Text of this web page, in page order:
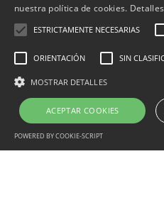
de referència de
Per Tàrrega Televisió
nuestra política de cookies. Detalles
ESTRICTAMENTE NECESARIAS
ORIENTACIÓN SIN
MOSTRAR DETALLES
ACEPTAR COOKIES
POWERED BY COOKIE-SCRIPT